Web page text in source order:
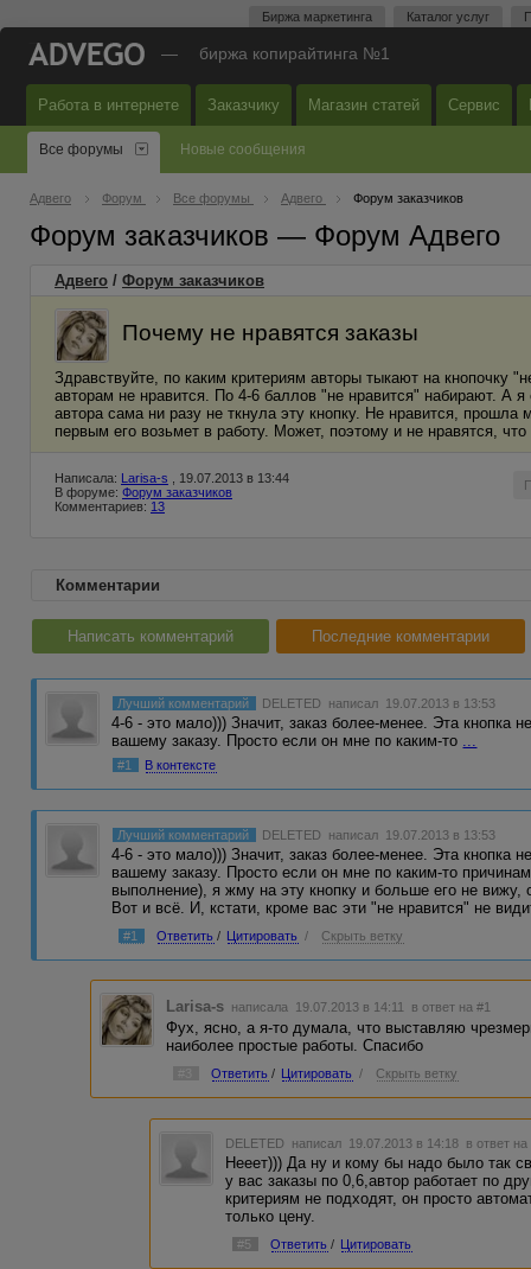
Биржа маркетинга Каталог услуг
— биржа копирайтинга №1
Работа в интернете Заказчику Магазин статей Сервис
Все форумы Новые сообщения
Адвего Форум Все форумы Адвего Форум заказчиков
Форум заказчиков — Форум Адвего
Адвего / Форум заказчиков
Почему не нравятся заказы
Здравствуйте, по каким критериям авторы тыкают на кнопочку
авторам не нравится. По 4-6 баллов "не нравится" набирают. А
автора сама ни разу не ткнула эту кнопку. Не нравится,
первым его возьмет в работу. Может, поэтому и не нравятся, что
Написала: Larisa-s , 19.07.2013 в 13:44
В форуме: Форум заказчиков
Комментариев: 13
Комментарии
Написать комментарий Последние комментарии
Лучший комментарий DELETED написал 19.07.2013 в 13:53
4-6 - это мало))) Значит, заказ более-менее. Эта кнопка
вашему заказу. Просто если он мне по каким-то ...
#1 В контексте
Лучший комментарий DELETED написал 19.07.2013 в 13:53
4-6 - это мало))) Значит, заказ более-менее. Эта кнопка
вашему заказу. Просто если он мне по каким-то
выполнение), я жму на эту кнопку и больше его не вижу,
Вот и всё. И, кстати, кроме вас эти "не нравится" не
#1 Ответить / Цитировать / Скрыть ветку
Larisa-s написала 19.07.2013 в 14:11 в ответ на #1
Фух, ясно, а я-то думала, что выставляю
наиболее простые работы. Спасибо
Ответить / Цитировать / Скрыть ветку
DELETED написал 19.07.2013 в 14:18 в ответ на
Нееет))) Да ну и кому бы надо было так
у вас заказы по 0,6,автор работает по
критериям не подходят, он просто
только цену.
#5 Ответить / Цитировать